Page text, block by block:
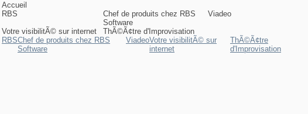
Accueil
RBS
Chef de produits chez RBS
Software
Viadeo
Votre visibilitÃ© sur internet
ThÃ©Ã¢tre d'Improvisation
RBSChef de produits chez RBS
Software
ViadeoVotre visibilitÃ© sur
internet
ThÃ©Ã¢tre
d'Improvisation